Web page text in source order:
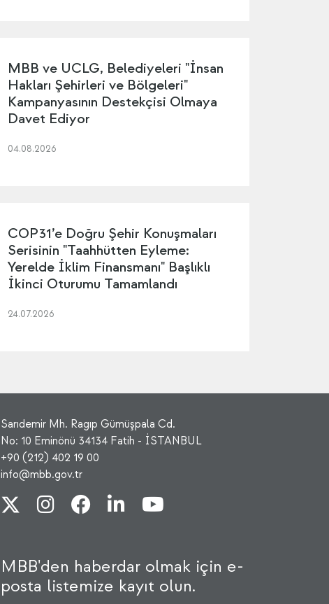
MBB ve UCLG, Belediyeleri "İnsan
Hakları Şehirleri ve Bölgeleri"
Kampanyasının Destekçisi Olmaya
Davet Ediyor
04.08.2026
COP31’e Doğru Şehir Konuşmaları
Serisinin "Taahhütten Eyleme:
Yerelde İklim Finansmanı" Başlıklı
İkinci Oturumu Tamamlandı
24.07.2026
Sarıdemir Mh. Ragıp Gümüşpala Cd.
No: 10 Eminönü 34134 Fatih - İSTANBUL
+90 (212) 402 19 00
info@mbb.gov.tr
MBB'den haberdar olmak için e-
posta listemize kayıt olun.